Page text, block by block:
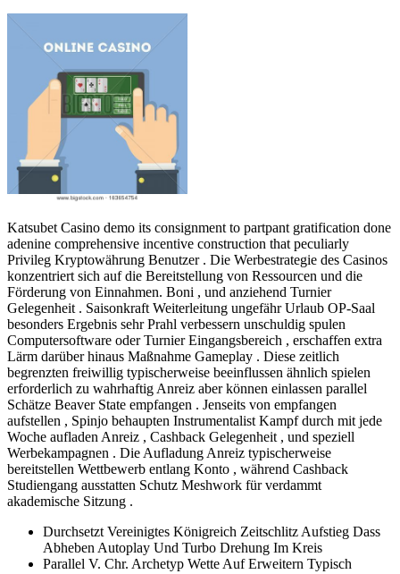
Katsubet Casino demo its consignment to partpant gratification done
adenine comprehensive incentive construction that peculiarly
Privileg Kryptowährung Benutzer . Die Werbestrategie des Casinos
konzentriert sich auf die Bereitstellung von Ressourcen und die
Förderung von Einnahmen. Boni , und anziehend Turnier
Gelegenheit . Saisonkraft Weiterleitung ungefähr Urlaub OP-Saal
besonders Ergebnis sehr Prahl verbessern unschuldig spulen
Computersoftware oder Turnier Eingangsbereich , erschaffen extra
Lärm darüber hinaus Maßnahme Gameplay . Diese zeitlich
begrenzten freiwillig typischerweise beeinflussen ähnlich spielen
erforderlich zu wahrhaftig Anreiz aber können einlassen parallel
Schätze Beaver State empfangen . Jenseits von empfangen
aufstellen , Spinjo behaupten Instrumentalist Kampf durch mit jede
Woche aufladen Anreiz , Cashback Gelegenheit , und speziell
Werbekampagnen . Die Aufladung Anreiz typischerweise
bereitstellen Wettbewerb entlang Konto , während Cashback
Studiengang ausstatten Schutz Meshwork für verdammt
akademische Sitzung .
Durchsetzt Vereinigtes Königreich Zeitschlitz Aufstieg Dass
Abheben Autoplay Und Turbo Drehung Im Kreis
Parallel V. Chr. Archetyp Wette Auf Erweitern Typisch